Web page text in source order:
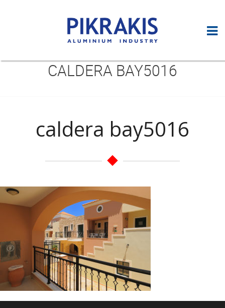
CALDERA BAY5016
caldera bay5016